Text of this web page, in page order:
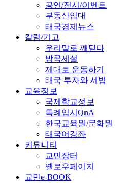
공연/전시/이벤트
부동산임대
태국경제뉴스
칼럼/기고
우리말로 깨닫다
방콕세설
제대로 운동하기
태국 투자와 세법
교육정보
국제학교정보
특례입시QnA
한국교육원/문화원
태국어강좌
커뮤니티
교민장터
옐로우페이지
교민e-BOOK